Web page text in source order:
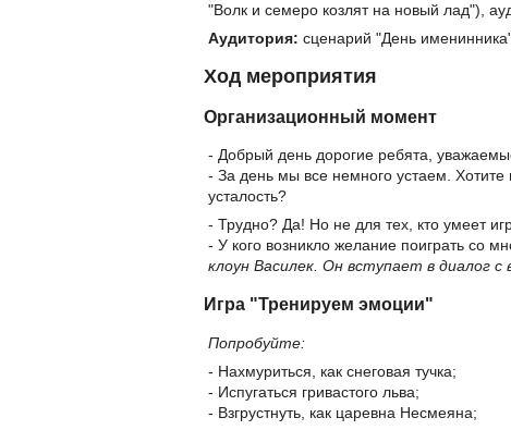
"Волк и семеро козлят на новый лад"),
Аудитория: сценарий "День
Ход мероприятия
Организационный момент
- Добрый день дорогие ребята,
- За день мы все немного устаем. Хотите
усталость?
- Трудно? Да! Но не для тех, кто умеет
- У кого возникло желание поиграть со
клоун Василек. Он вступает в диалог
Игра "Тренируем эмоции"
Попробуйте:
- Нахмуриться, как снеговая тучка;
- Испугаться гривастого льва;
- Взгрустнуть, как царевна Несмеяна;